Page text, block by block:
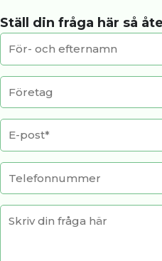
Ställ din fråga här så